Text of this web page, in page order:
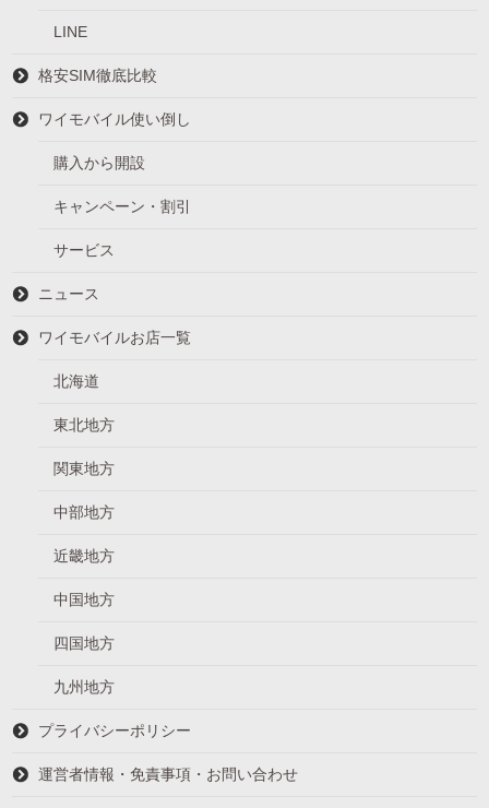
LINE
格安SIM徹底比較
ワイモバイル使い倒し
購入から開設
キャンペーン・割引
サービス
ニュース
ワイモバイルお店一覧
北海道
東北地方
関東地方
中部地方
近畿地方
中国地方
四国地方
九州地方
プライバシーポリシー
運営者情報・免責事項・お問い合わせ